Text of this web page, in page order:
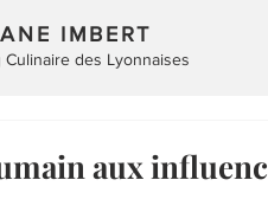
IMBERT
Culinaire des Lyonnaises
aux